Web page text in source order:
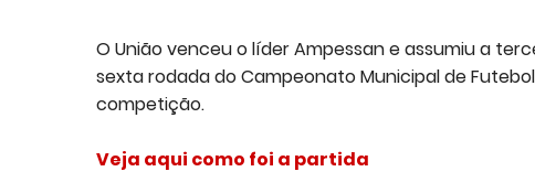
O União venceu o líder Ampessan e assumiu a
sexta rodada do Campeonato Municipal de
competição.
Veja aqui como foi a partida